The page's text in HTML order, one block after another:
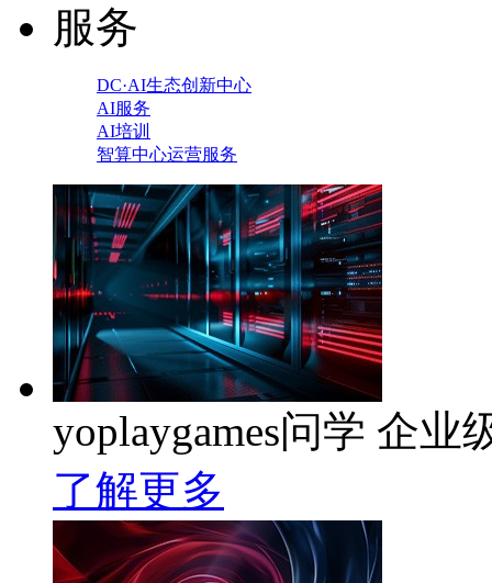
服务
DC·AI生态创新中心
AI服务
AI培训
智算中心运营服务
yoplaygames问学 企业
了解更多